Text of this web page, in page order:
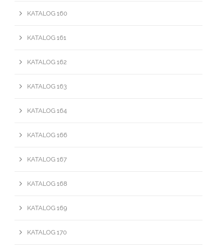
KATALOG 160
KATALOG 161
KATALOG 162
KATALOG 163
KATALOG 164
KATALOG 166
KATALOG 167
KATALOG 168
KATALOG 169
KATALOG 170